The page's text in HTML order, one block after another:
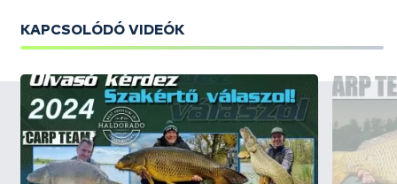
KAPCSOLÓDÓ VIDEÓK